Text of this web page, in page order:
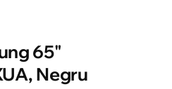
65"
Negru